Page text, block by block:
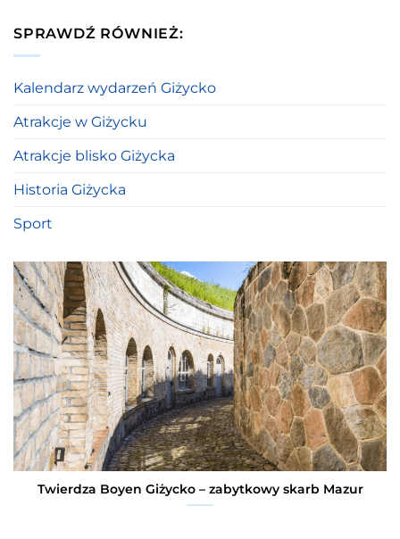
SPRAWDŹ RÓWNIEŻ:
Kalendarz wydarzeń Giżycko
Atrakcje w Giżycku
Atrakcje blisko Giżycka
Historia Giżycka
Sport
Twierdza Boyen Giżycko – zabytkowy skarb Mazur